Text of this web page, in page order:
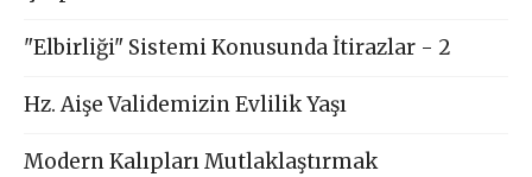
"Elbirliği" Sistemi Konusunda İtirazlar - 2
Hz. Aişe Validemizin Evlilik Yaşı
Modern Kalıpları Mutlaklaştırmak